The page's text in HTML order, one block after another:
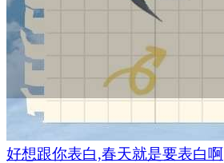
好想跟你表白,春天就是要表白啊